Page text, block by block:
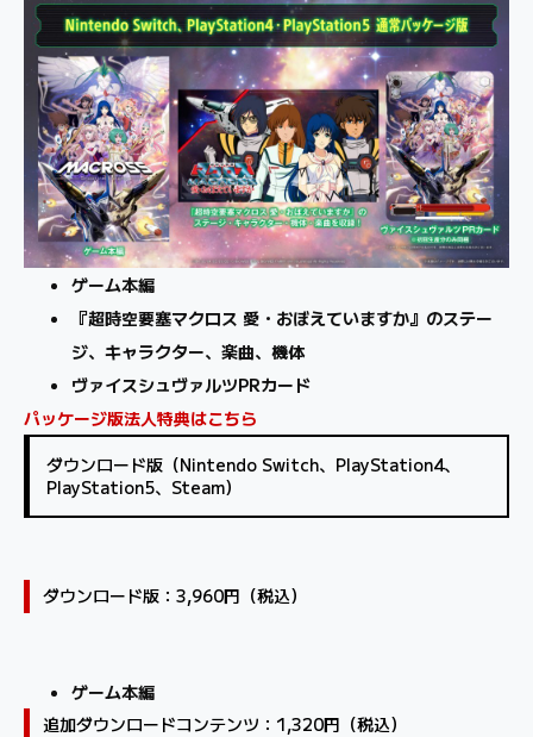
ゲーム本編
『超時空要塞マクロス 愛・おぼえていますか』のステー
ジ、キャラクター、楽曲、機体
ヴァイスシュヴァルツPRカード
パッケージ版法人特典はこちら
ダウンロード版（Nintendo Switch、PlayStation4、
PlayStation5、Steam）
ダウンロード版：3,960円（税込）
ゲーム本編
追加ダウンロードコンテンツ：1,320円（税込）